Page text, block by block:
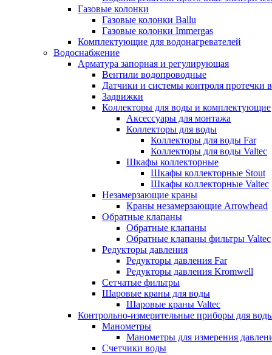
Газовые колонки
Газовые колонки Ballu
Газовые колонки Immergas
Комплектующие для водонагревателей
Водоснабжение
Арматура запорная и регулирующая
Вентили водопроводные
Датчики и системы контроля протечки
Задвижки
Коллекторы для воды и комплектующие
Аксессуары для монтажа
Коллекторы для воды
Коллекторы для воды Far
Коллекторы для воды Valtec
Шкафы коллекторные
Шкафы коллекторные Stout
Шкафы коллекторные Valtec
Незамерзающие краны
Краны незамерзающие Arrowhead
Обратные клапаны
Обратные клапаны
Обратные клапаны фильтры Valtec
Редукторы давления
Редукторы давления Far
Редукторы давления Kromwell
Сетчатые фильтры
Шаровые краны для воды
Шаровые краны Valtec
Контрольно-измерительные приборы для
Манометры
Манометры для измерения
Счетчики воды